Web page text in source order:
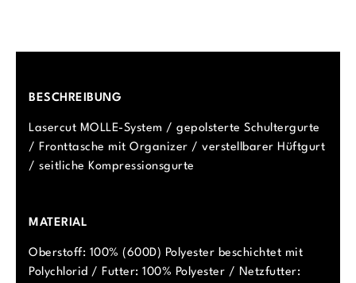
BESCHREIBUNG
Lasercut MOLLE-System / gepolsterte Schultergurte
/ Fronttasche mit Organizer / verstellbarer Hüftgurt
/ seitliche Kompressionsgurte
MATERIAL
Oberstoff: 100% (600D) Polyester beschichtet mit
Polychlorid / Futter: 100% Polyester / Netzfutter: